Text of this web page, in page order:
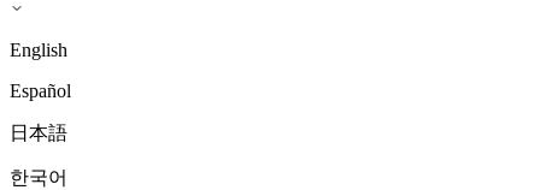
English
Español
日本語
한국어